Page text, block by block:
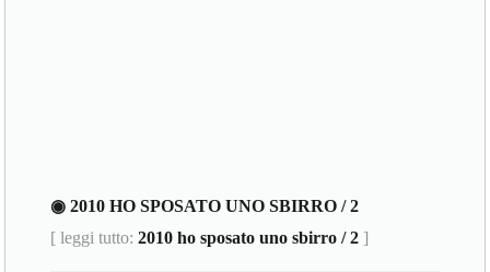
◉ 2010 HO SPOSATO UNO SBIRRO / 2
[ leggi tutto:2010 ho sposato uno sbirro / 2 ]